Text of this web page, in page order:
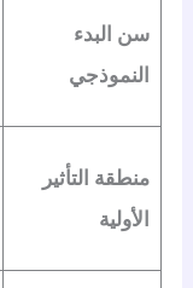
سن البدء
النموذجي
منطقة التأثير
الأولية